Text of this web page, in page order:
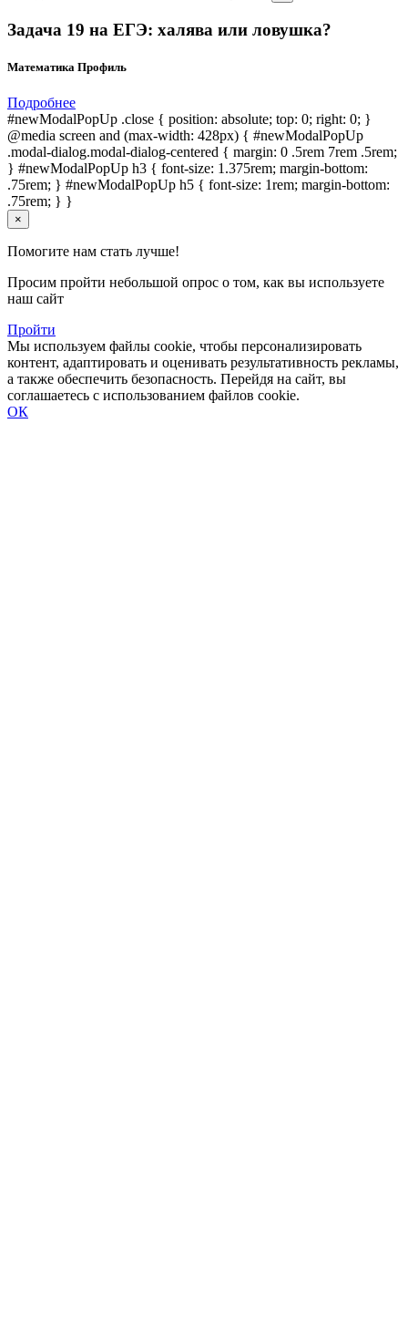
Задача 19 на ЕГЭ: халява или ловушка?
Математика Профиль
Подробнее
#newModalPopUp .close { position: absolute; top: 0; right: 0; }
@media screen and (max-width: 428px) { #newModalPopUp
.modal-dialog.modal-dialog-centered { margin: 0 .5rem 7rem .5rem;
} #newModalPopUp h3 { font-size: 1.375rem; margin-bottom:
.75rem; } #newModalPopUp h5 { font-size: 1rem; margin-bottom:
.75rem; } }
×
Помогите нам стать лучше!
Просим пройти небольшой опрос о том, как вы используете
наш сайт
Пройти
Мы используем файлы cookie, чтобы персонализировать
контент, адаптировать и оценивать результативность рекламы,
а также обеспечить безопасность. Перейдя на сайт, вы
соглашаетесь с использованием файлов cookie.
ОК